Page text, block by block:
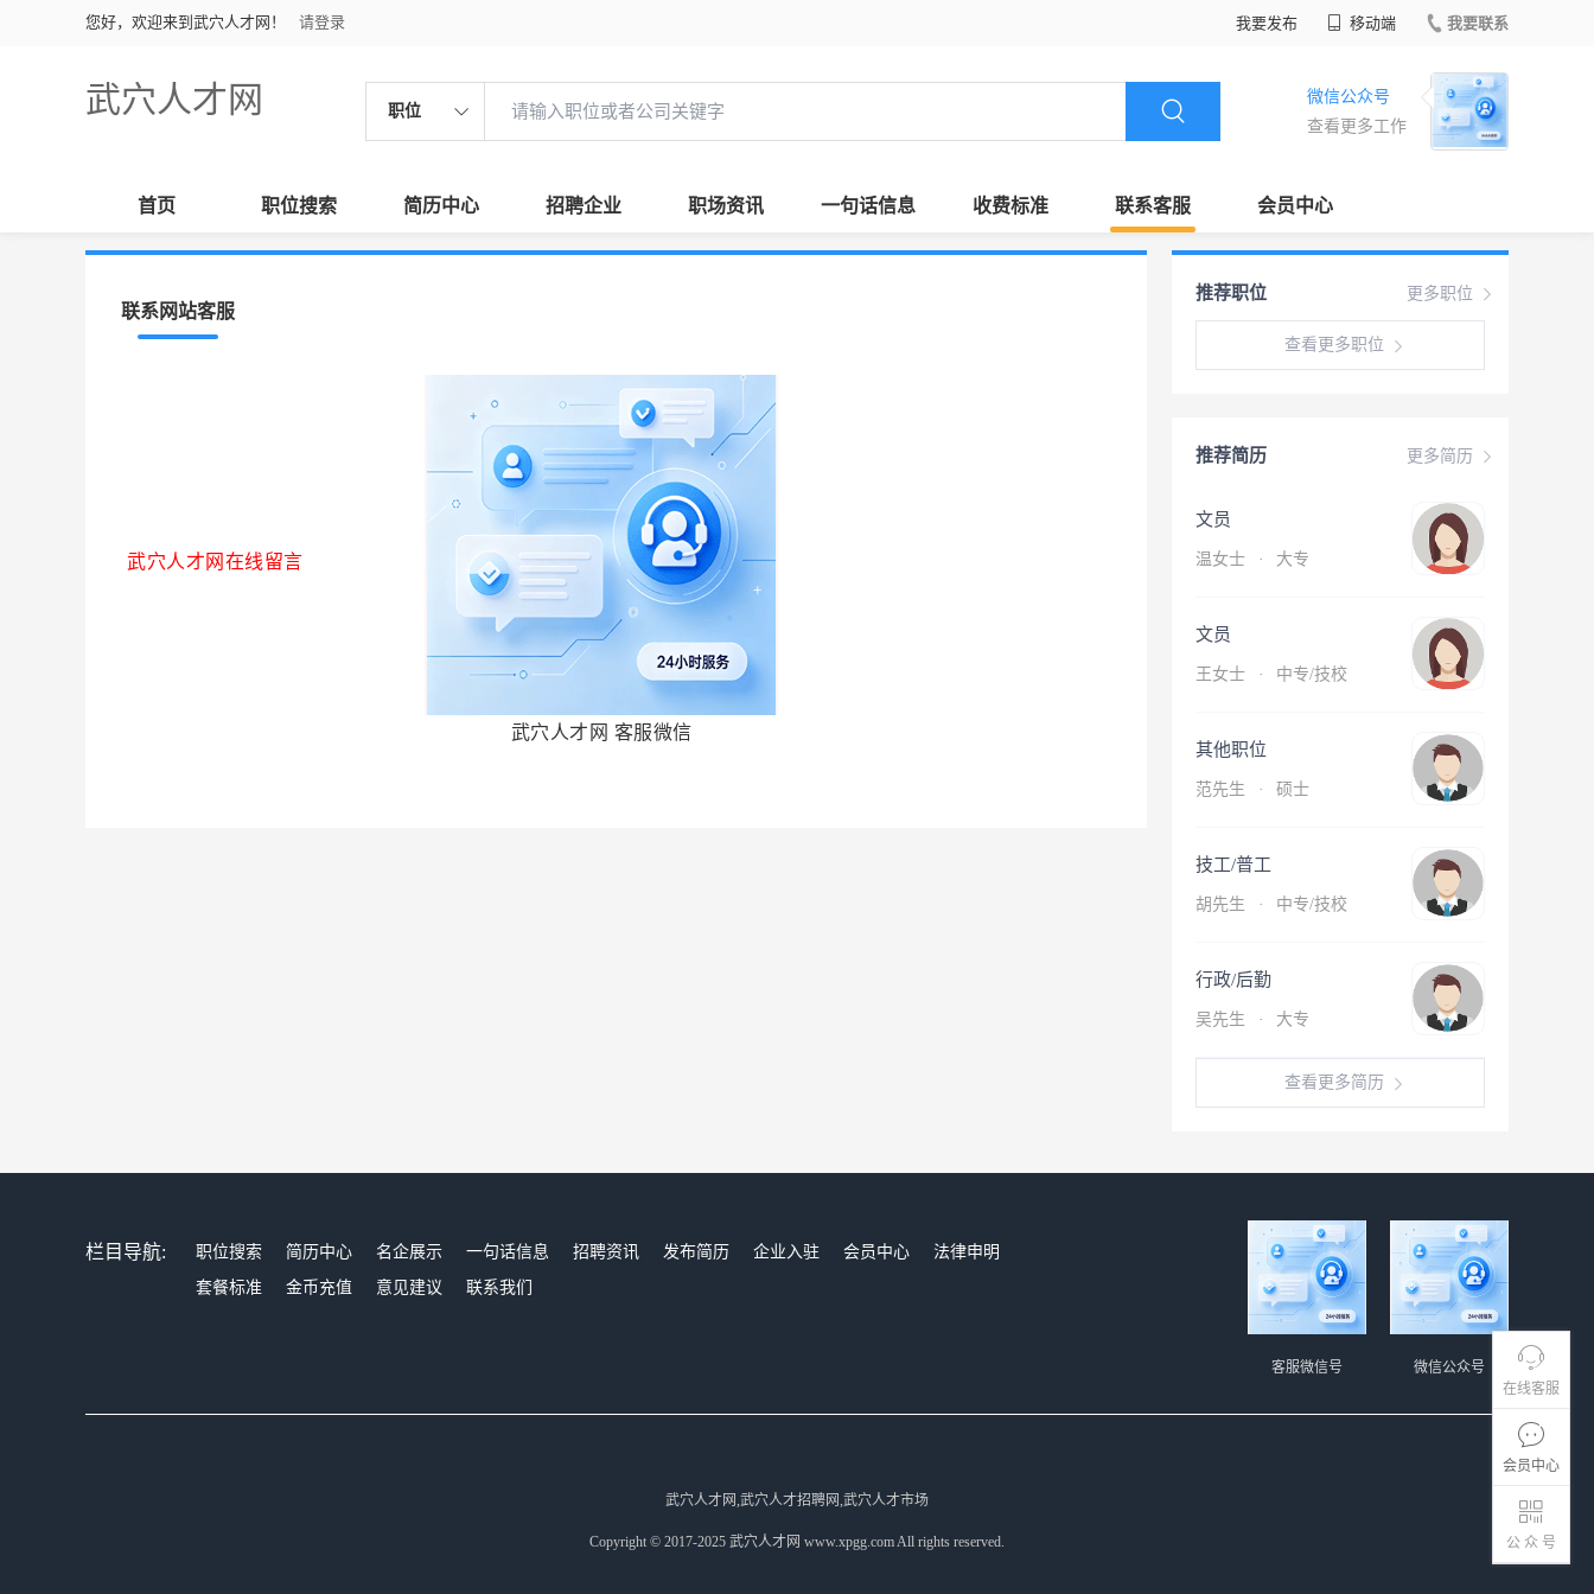
您好，欢迎来到武穴人才网！ 请登录 我要发布 移动端 我要联系
武穴人才网 职位
微信公众号
查看更多工作
首页 职位搜索 简历中心 招聘企业 职场资讯 一句话信息 收费标准 联系客服 会员中心
在线客服
会员中心
公 众 号
联系网站客服
武穴人才网在线留言
武穴人才网 客服微信
更多职位
推荐职位
查看更多职位
更多简历
推荐简历
文员
温女士 · 大专
文员
王女士 · 中专/技校
其他职位
范先生 · 硕士
技工/普工
胡先生 · 中专/技校
行政/后勤
吴先生 · 大专
查看更多简历
栏目导航: 职位搜索 简历中心 名企展示 一句话信息 招聘资讯 发布简历 企业入驻 会员中心
法律申明
套餐标准
金币充值 意见建议 联系我们
微信公众号
客服微信号
武穴人才网,武穴人才招聘网,武穴人才市场
Copyright © 2017-2025 武穴人才网 www.xpgg.com All rights reserved.